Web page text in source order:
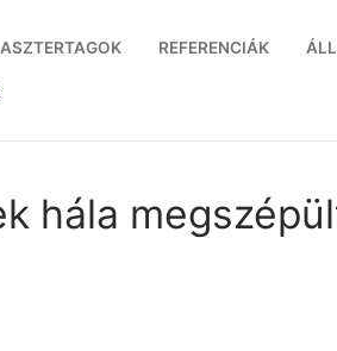
REFERENCIÁK
hála